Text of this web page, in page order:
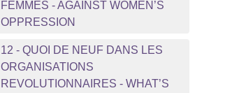
FEMMES - AGAINST WOMEN’S
OPPRESSION
12 - QUOI DE NEUF DANS LES
ORGANISATIONS
REVOLUTIONNAIRES - WHAT’S